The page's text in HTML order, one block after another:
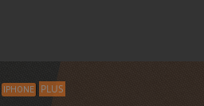
IPHONE PLUS